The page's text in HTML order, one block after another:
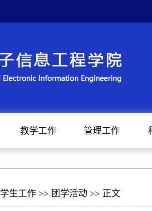
教学工作 管理工作
学生工作 >> 团学活动 >> 正文